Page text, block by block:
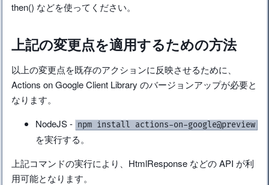
then() などを使ってください。
上記の変更点を適用するための方法
以上の変更点を既存のアクションに反映させるために、
Actions on Google Client Library のバージョンアップが必要と
なります。
NodeJS - npm install actions-on-google@preview
を実行する。
上記コマンドの実行により、HtmlResponse などの API が利
用可能となります。